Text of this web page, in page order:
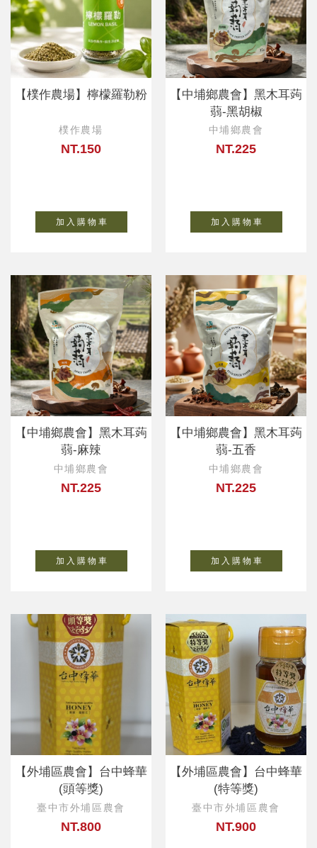
【樸作農場】檸檬羅勒粉
樸作農場
NT.150
加 入 購 物 車
【中埔鄉農會】黑木耳蒟
蒻-黑胡椒
中埔鄉農會
NT.225
加 入 購 物 車
【中埔鄉農會】黑木耳蒟
蒻-麻辣
中埔鄉農會
NT.225
加 入 購 物 車
【中埔鄉農會】黑木耳蒟
蒻-五香
中埔鄉農會
NT.225
加 入 購 物 車
【外埔區農會】台中蜂華
(頭等獎)
臺中市外埔區農會
NT.800
【外埔區農會】台中蜂華
(特等獎)
臺中市外埔區農會
NT.900